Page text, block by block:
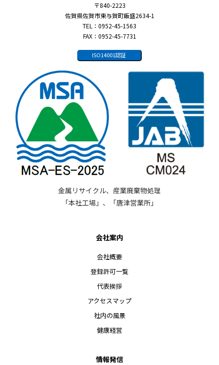
〒840-2223
佐賀県佐賀市東与賀町飯盛2634-1
TEL：0952-45-1563
FAX：0952-45-7731
ISO14001認証
金属リサイクル、産業廃棄物処理
「本社工場」、「唐津営業所」
会社案内
会社概要
登録許可一覧
代表挨拶
アクセスマップ
社内の風景
健康経営
情報発信